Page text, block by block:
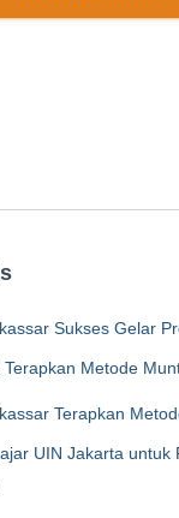
Sukses Gelar
Metode
Terapkan
UIN Jakarta untuk